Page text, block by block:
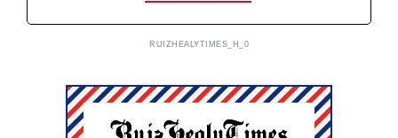
RUIZHEALYTIMES_H_0